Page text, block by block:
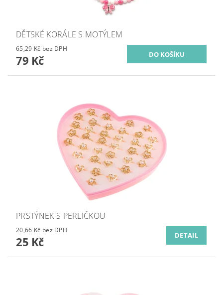
DĚTSKÉ KORÁLE S MOTÝLEM
65,29 Kč bez DPH
79 Kč
PRSTÝNEK S PERLIČKOU
20,66 Kč bez DPH
25 Kč DETAIL